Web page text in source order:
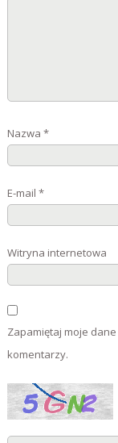
Nazwa *
E-mail *
Witryna internetowa
Zapamiętaj moje
komentarzy.